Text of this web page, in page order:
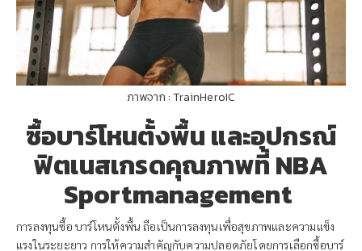
ภาพจาก : TrainHeroIC
ซื้อบาร์โหนตั้งพื้น และอุปกรณ์
ฟิตเนสเกรดคุณภาพที่ NBA
Sportmanagement
การลงทุนซื้อ บาร์โหนตั้งพื้น ถือเป็นการลงทุนเพื่อสุขภาพและความแข็ง
แรงในระยะยาว การให้ความสำคัญกับความปลอดภัยโดยการเลือกซื้อบาร์